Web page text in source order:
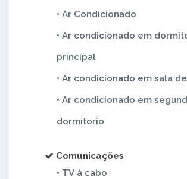
• Ar Condicionado
• Ar condicionado em
principal
• Ar condicionado em sala
• Ar condicionado em
dormitorio
Comunicações
• TV à cabo